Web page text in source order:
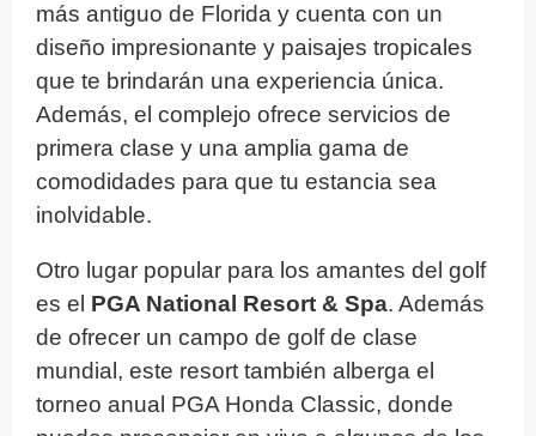
más antiguo de Florida y cuenta con un
diseño impresionante y paisajes tropicales
que te brindarán una experiencia única.
Además, el complejo ofrece servicios de
primera clase y una amplia gama de
comodidades para que tu estancia sea
inolvidable.
Otro lugar popular para los amantes del golf
es el PGA National Resort & Spa. Además
de ofrecer un campo de golf de clase
mundial, este resort también alberga el
torneo anual PGA Honda Classic, donde